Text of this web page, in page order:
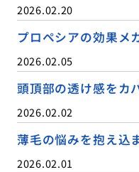
2026.02.20
プロペシアの効果メ
2026.02.05
頭頂部の透け感をカ
2026.02.02
薄毛の悩みを抱え込
2026.02.01